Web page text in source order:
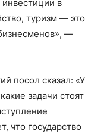
в
туризм — это
—
посол сказал: «У
задачи стоят
что государство